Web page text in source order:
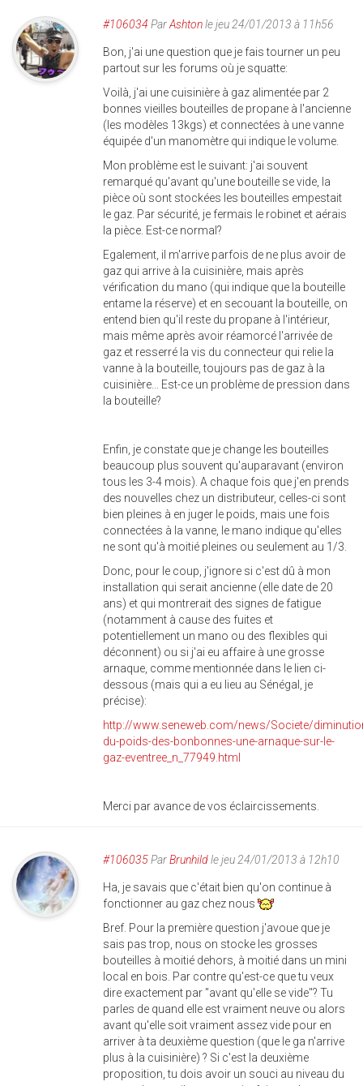
#106034 ParAshtonle jeu 24/01/2013 à 11h56
Bon, j'ai une question que je fais tourner un peu
partout sur les forums où je squatte:
Voilà, j'ai une cuisinière à gaz alimentée par 2
bonnes vieilles bouteilles de propane à l'ancienne
(les modèles 13kgs) et connectées à une vanne
équipée d'un manomètre qui indique le volume.
Mon problème est le suivant: j'ai souvent
remarqué qu'avant qu'une bouteille se vide, la
pièce où sont stockées les bouteilles empestait
le gaz. Par sécurité, je fermais le robinet et aérais
la pièce. Est-ce normal?
Egalement, il m'arrive parfois de ne plus avoir de
gaz qui arrive à la cuisinière, mais après
vérification du mano (qui indique que la bouteille
entame la réserve) et en secouant la bouteille, on
entend bien qu'il reste du propane à l'intérieur,
mais même après avoir réamorcé l'arrivée de
gaz et resserré la vis du connecteur qui relie la
vanne à la bouteille, toujours pas de gaz à la
cuisinière... Est-ce un problème de pression dans
la bouteille?
Enfin, je constate que je change les bouteilles
beaucoup plus souvent qu'auparavant (environ
tous les 3-4 mois). A chaque fois que j'en prends
des nouvelles chez un distributeur, celles-ci sont
bien pleines à en juger le poids, mais une fois
connectées à la vanne, le mano indique qu'elles
ne sont qu'à moitié pleines ou seulement au 1/3.
Donc, pour le coup, j'ignore si c'est dû à mon
installation qui serait ancienne (elle date de 20
ans) et qui montrerait des signes de fatigue
(notamment à cause des fuites et
potentiellement un mano ou des flexibles qui
déconnent) ou si j'ai eu affaire à une grosse
arnaque, comme mentionnée dans le lien ci-
dessous (mais qui a eu lieu au Sénégal, je
précise):
http://www.seneweb.com/news/Societe/
du-poids-des-bonbonnes-une-arnaque-sur-le-
gaz-eventree_n_77949.html
Merci par avance de vos éclaircissements.
#106035ParBrunhildle jeu 24/01/2013 à 12h10
Ha, je savais que c'était bien qu'on continue à
fonctionner au gaz chez nous
Bref. Pour la première question j'avoue que je
sais pas trop, nous on stocke les grosses
bouteilles à moitié dehors, à moitié dans un mini
local en bois. Par contre qu'est-ce que tu veux
dire exactement par "avant qu'elle se vide"? Tu
parles de quand elle est vraiment neuve ou alors
avant qu'elle soit vraiment assez vide pour en
arriver à ta deuxième question (que le ga n'arrive
plus à la cuisinière) ? Si c'est la deuxième
proposition, tu dois avoir un souci au niveau du